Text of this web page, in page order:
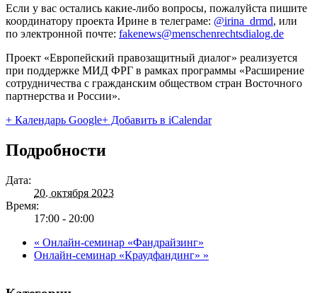
Если у вас остались какие-либо вопросы, пожалуйста пишите
координатору проекта Ирине в телеграме: @irina_drmd, или
по электронной почте: fakenews@menschenrechtsdialog.de
Проект «Европейский правозащитный диалог» реализуется
при поддержке МИД ФРГ в рамках программы «Расширение
сотрудничества с гражданским обществом стран Восточного
партнерства и России».
+ Календарь Google+ Добавить в iCalendar
Подробности
Дата:
20. октября 2023
Время:
17:00 - 20:00
« Онлайн-семинар «Фандрайзинг»
Онлайн-семинар «Краудфандинг» »